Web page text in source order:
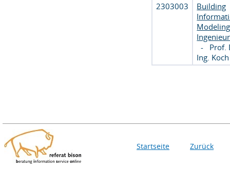
2303003
Building
- Prof.
Ing. Koch
Startseite Zurück